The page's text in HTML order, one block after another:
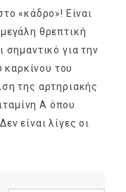
«κάδρο»! Είναι
θρεπτική
σημαντικό για την
του
της αρτηριακής
Α όπου
είναι λίγες οι